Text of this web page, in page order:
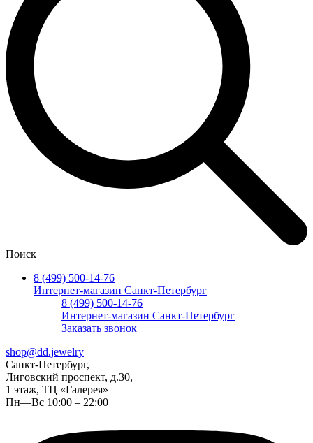
Поиск
8 (499) 500-14-76
Интернет-магазин Санкт-Петербург
8 (499) 500-14-76
Интернет-магазин Санкт-Петербург
Заказать звонок
shop@dd.jewelry
Санкт-Петербург,
Лиговский проспект, д.30,
1 этаж, ТЦ «Галерея»
Пн—Вс 10:00 – 22:00